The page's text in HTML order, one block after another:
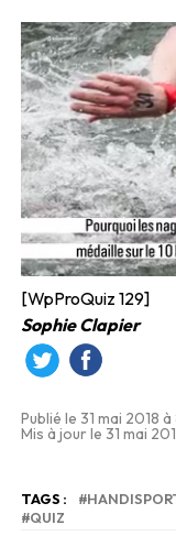
[WpProQuiz 129]
Sophie Clapier
Publié le 31 mai 2018
Mis à jour le 31 mai
TAGS :
QUIZ